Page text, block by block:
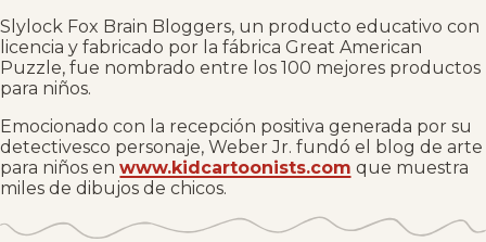
Slylock Fox Brain Bloggers, un producto educativo con
licencia y fabricado por la fábrica Great American
Puzzle, fue nombrado entre los 100 mejores productos
para niños.
Emocionado con la recepción positiva generada por su
detectivesco personaje, Weber Jr. fundó el blog de arte
para niños en www.kidcartoonists.com que muestra
miles de dibujos de chicos.